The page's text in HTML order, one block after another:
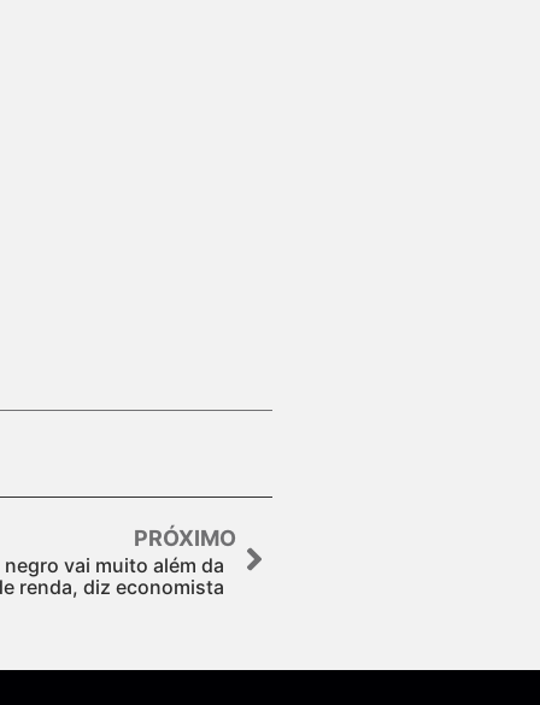
PRÓXIMO
vai muito além da
renda, diz economista